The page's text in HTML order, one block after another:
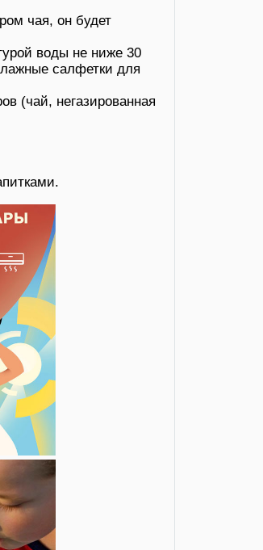
чая, он будет
воды не ниже 30
салфетки для
(чай, негазированная